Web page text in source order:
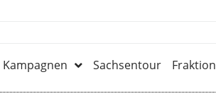
Kampagnen Sachsentour Fraktion